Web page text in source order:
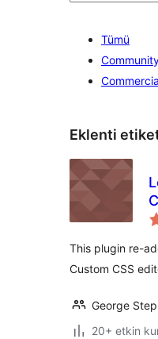
Tümü
Eklenti
This plugin re-
Custom CSS
George
20+ etkin